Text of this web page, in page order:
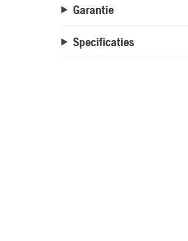
Garantie
Specificaties